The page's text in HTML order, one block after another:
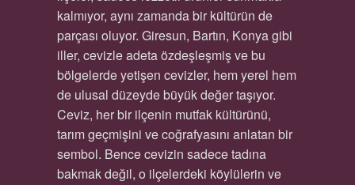
kalmıyor, aynı zamanda bir kültürün de
parçası oluyor. Giresun, Bartın, Konya gibi
iller, cevizle adeta özdeşleşmiş ve bu
bölgelerde yetişen cevizler, hem yerel hem
de ulusal düzeyde büyük değer taşıyor.
Ceviz, her bir ilçenin mutfak kültürünü,
tarım geçmişini ve coğrafyasını anlatan bir
sembol. Bence cevizin sadece tadına
bakmak değil, o ilçelerdeki köylülerin ve